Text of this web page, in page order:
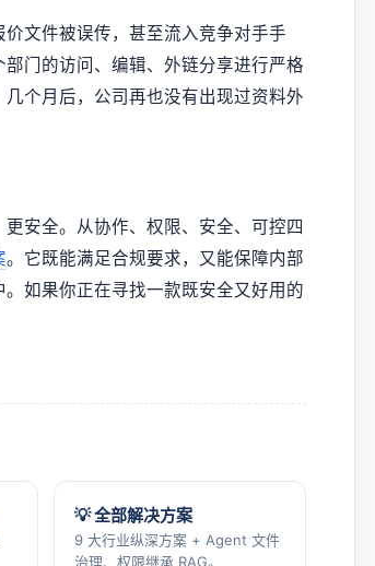
文件被误传，甚至流入竞争对手手
门的访问、编辑、外链分享进行严格
个月后，公司再也没有出现过资料外
安全。从协作、权限、安全、可控四
。它既能满足合规要求，又能保障内部
如果你正在寻找一款既安全又好用的
💡 全部解决方案
9 大行业纵深方案 + Agent 文件
治理、权限继承 RAG。